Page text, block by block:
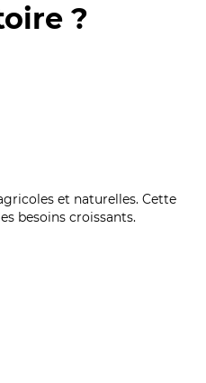
?
et naturelles. Cette
besoins croissants.